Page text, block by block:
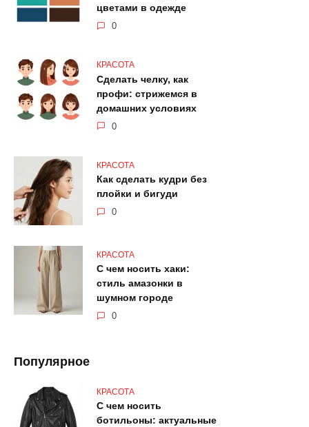
цветами в одежде
0
КРАСОТА
Сделать челку, как
профи: стрижемся в
домашних условиях
0
КРАСОТА
Как сделать кудри без
плойки и бигуди
0
КРАСОТА
С чем носить хаки:
стиль амазонки в
шумном городе
0
Популярное
КРАСОТА
С чем носить
ботильоны: актуальные